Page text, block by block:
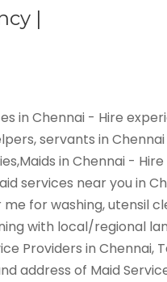
|
in Chennai - Hire
servants in
in Chennai - Hire
services near you in
for washing, utensil
with local/regional
Providers in Chennai,
address of Maid